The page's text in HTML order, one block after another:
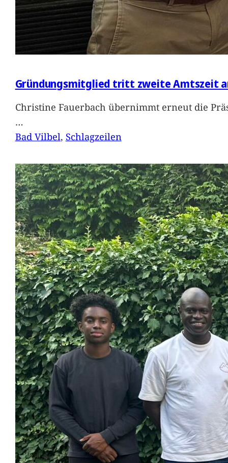
Gründungsmitglied tritt zweite Amtszeit
Christine Fauerbach übernimmt erneut die
…
Bad Vilbel, Schlagzeilen